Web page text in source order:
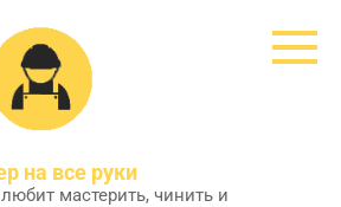
на все руки
мастерить, чинить и